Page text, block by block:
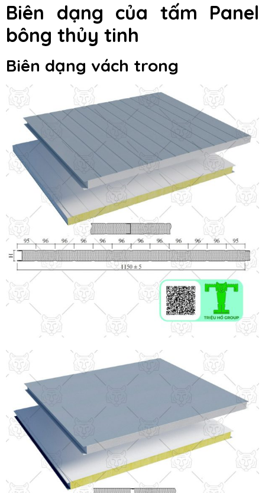
Biên dạng của tấm Panel
bông thủy tinh
Biên dạng vách trong